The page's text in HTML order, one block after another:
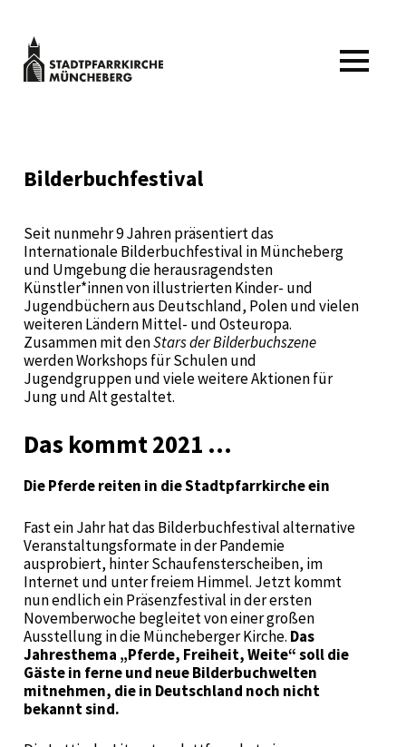
springen
Stadtpfarrkirche
MENÜ
Bilderbuchfestival
Seit nunmehr 9 Jahren präsentiert das
Internationale Bilderbuchfestival in Müncheberg
und Umgebung die herausragendsten
Künstler*innen von illustrierten Kinder- und
Jugendbüchern aus Deutschland, Polen und vielen
weiteren Ländern Mittel- und Osteuropa.
Zusammen mit denStars der Bilderbuchszene
werden Workshops für Schulen und
Jugendgruppen und viele weitere Aktionen für
Jung und Alt gestaltet.
Das kommt 2021 …
Die Pferde reiten in die Stadtpfarrkirche ein
Fast ein Jahr hat das Bilderbuchfestival alternative
Veranstaltungsformate in der Pandemie
ausprobiert, hinter Schaufensterscheiben, im
Internet und unter freiem Himmel. Jetzt kommt
nun endlich ein Präsenzfestival in der ersten
Novemberwoche begleitet von einer großen
Ausstellung in die Müncheberger Kirche. Das
Jahresthema „Pferde, Freiheit, Weite“ soll die
Gäste in ferne und neue Bilderbuchwelten
mitnehmen, die in Deutschland noch nicht
bekannt sind.